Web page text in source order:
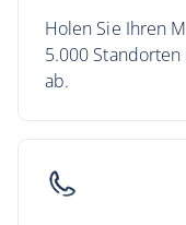
Holen Sie Ihren
5.000
ab.